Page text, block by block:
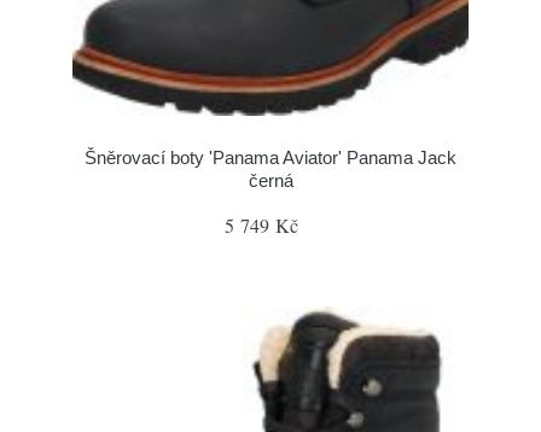
Šněrovací boty 'Panama Aviator' Panama Jack
černá
5 749 Kč